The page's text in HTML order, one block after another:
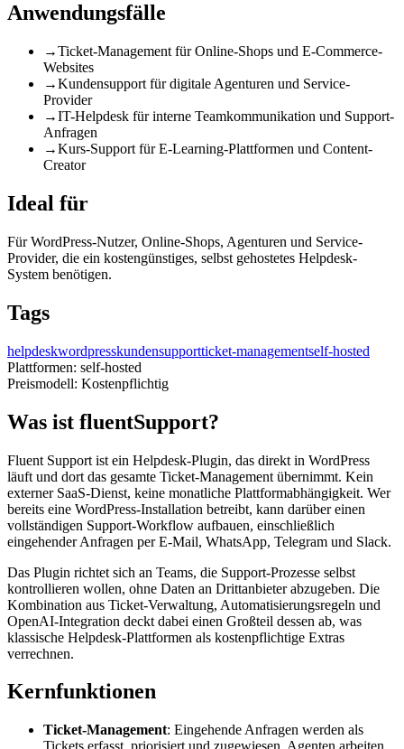
Anwendungsfälle
→Ticket-Management für Online-Shops und E-Commerce-
Websites
→Kundensupport für digitale Agenturen und Service-
Provider
→IT-Helpdesk für interne Teamkommunikation und Support-
Anfragen
→Kurs-Support für E-Learning-Plattformen und Content-
Creator
Ideal für
Für WordPress-Nutzer, Online-Shops, Agenturen und Service-
Provider, die ein kostengünstiges, selbst gehostetes Helpdesk-
System benötigen.
Tags
helpdeskwordpresskundensupportticket-managementself-hosted
Plattformen: self-hosted
Preismodell: Kostenpflichtig
Was ist fluentSupport?
Fluent Support ist ein Helpdesk-Plugin, das direkt in WordPress
läuft und dort das gesamte Ticket-Management übernimmt. Kein
externer SaaS-Dienst, keine monatliche Plattformabhängigkeit. Wer
bereits eine WordPress-Installation betreibt, kann darüber einen
vollständigen Support-Workflow aufbauen, einschließlich
eingehender Anfragen per E-Mail, WhatsApp, Telegram und Slack.
Das Plugin richtet sich an Teams, die Support-Prozesse selbst
kontrollieren wollen, ohne Daten an Drittanbieter abzugeben. Die
Kombination aus Ticket-Verwaltung, Automatisierungsregeln und
OpenAI-Integration deckt dabei einen Großteil dessen ab, was
klassische Helpdesk-Plattformen als kostenpflichtige Extras
verrechnen.
Kernfunktionen
Ticket-Management: Eingehende Anfragen werden als